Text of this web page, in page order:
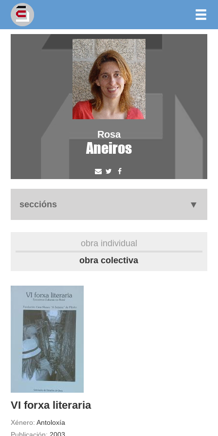
Rosa
Aneiros
seccións
videoteca
outros docs
obra individual
obra colectiva
VI forxa literaria
Xénero: Antoloxía